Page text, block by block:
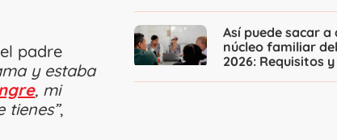
padre
y estaba
, mi
tienes”,
Así puede sacar a
núcleo familiar
2026: Requisitos